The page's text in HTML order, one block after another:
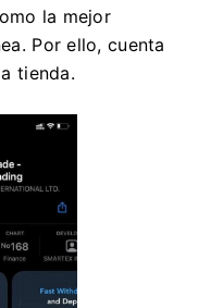
la mejor
Por ello, cuenta
tienda.